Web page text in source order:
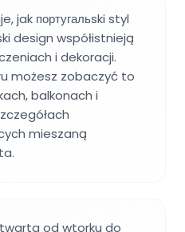
jak португальski styl
design współistnieją
i dekoracji.
możesz zobaczyć to
balkonach i
mieszaną
od wtorku do